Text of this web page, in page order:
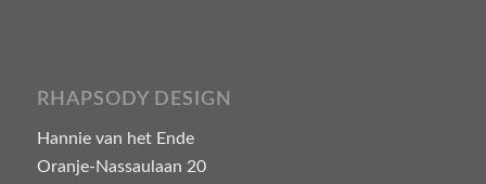
RHAPSODY DESIGN
Hannie van het Ende
Oranje-Nassaulaan 20